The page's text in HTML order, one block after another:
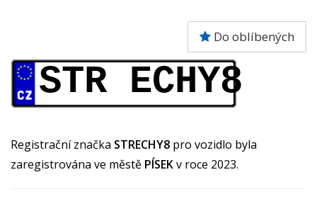
Do oblíbených
STR ECHY8
Registrační značka STRECHY8 pro vozidlo byla
zaregistrována ve městě PÍSEKv roce 2023.